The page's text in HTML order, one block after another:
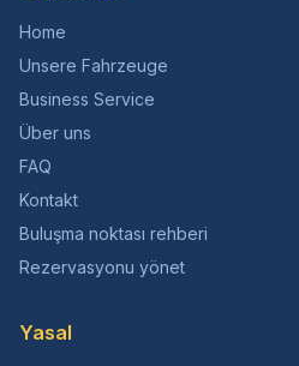
Home
Unsere Fahrzeuge
Business Service
Über uns
FAQ
Kontakt
Buluşma noktası rehberi
Rezervasyonu yönet
Yasal